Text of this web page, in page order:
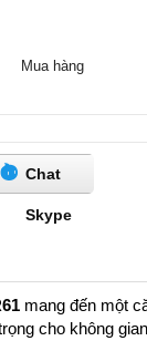
Chat
Skype
mang đến một
cho không